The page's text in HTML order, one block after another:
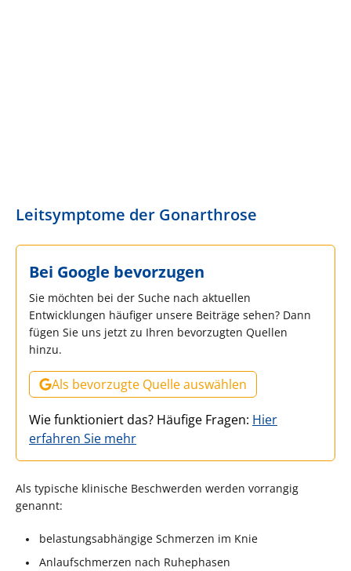
Leitsymptome der Gonarthrose
Bei Google bevorzugen
Sie möchten bei der Suche nach aktuellen
Entwicklungen häufiger unsere Beiträge sehen? Dann
fügen Sie uns jetzt zu Ihren bevorzugten Quellen
hinzu.
Als bevorzugte Quelle auswählen
Wie funktioniert das? Häufige Fragen: Hier
erfahren Sie mehr
Als typische klinische Beschwerden werden vorrangig
genannt:
belastungsabhängige Schmerzen im Knie
Anlaufschmerzen nach Ruhephasen